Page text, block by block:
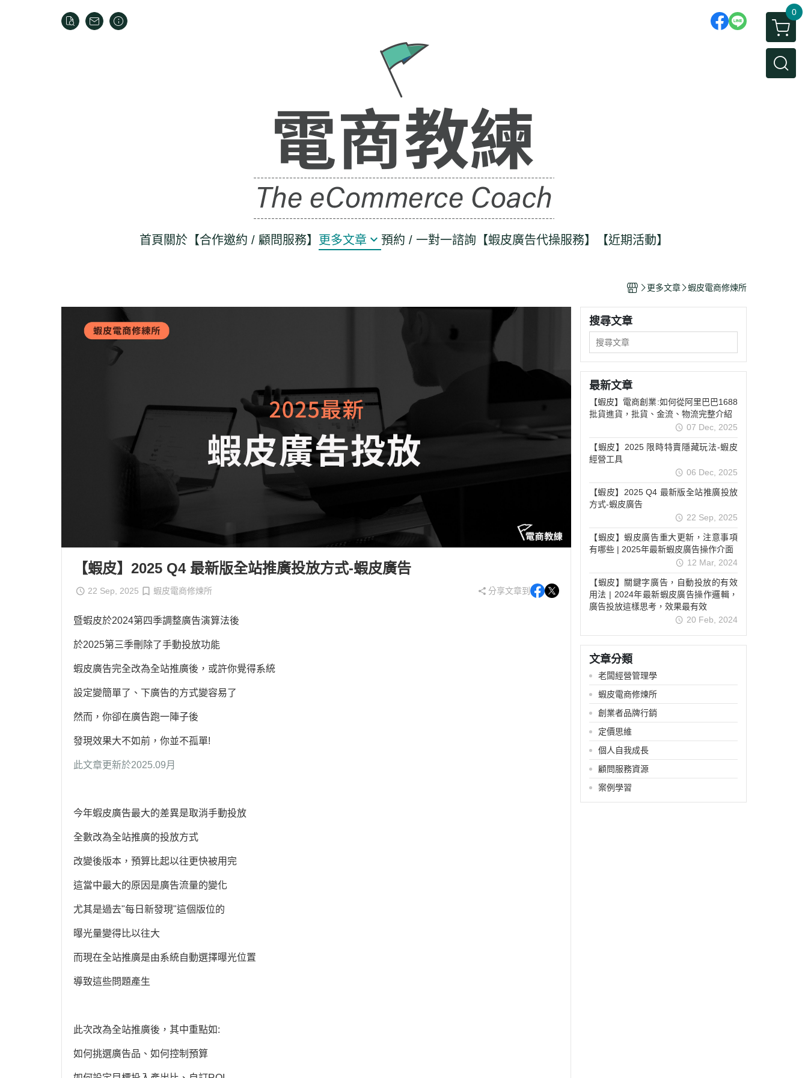
0
首頁 關於 【合作邀約 / 顧問服務】 更多文章
創業者品牌行銷
案例學習
預約 / 一對一諮詢 【蝦皮廣告代操服務】 【近期活動】
更多文章 蝦皮電商修煉所
【蝦皮】2025 Q4 最新版全站推廣投放方式-蝦皮廣告
22 Sep, 2025 蝦皮電商修煉所 分享文章到
暨蝦皮於2024第四季調整廣告演算法後
於2025第三季刪除了手動投放功能
蝦皮廣告完全改為全站推廣後，或許你覺得系統
設定變簡單了、下廣告的方式變容易了
然而，你卻在廣告跑一陣子後
發現效果大不如前，你並不孤單!
此文章更新於2025.09月
今年蝦皮廣告最大的差異是取消手動投放
全數改為全站推廣的投放方式
改變後版本，預算比起以往更快被用完
這當中最大的原因是廣告流量的變化
尤其是過去"每日新發現"這個版位的
曝光量變得比以往大
而現在全站推廣是由系統自動選擇曝光位置
導致這些問題產生
此次改為全站推廣後，其中重點如:
如何挑選廣告品、如何控制預算
搜尋文章
最新文章
【蝦皮】電商創業:如何從阿里巴巴1688
批貨進貨，批貨、金流、物流完整介紹
07 Dec, 2025
【蝦皮】2025 限時特賣隱藏玩法-蝦皮
經營工具
06 Dec, 2025
【蝦皮】2025 Q4 最新版全站推廣投放
方式-蝦皮廣告
22 Sep, 2025
【蝦皮】蝦皮廣告重大更新，注意事項
有哪些 | 2025年最新蝦皮廣告操作介面
12 Mar, 2024
【蝦皮】關鍵字廣告，自動投放的有效
用法 | 2024年最新蝦皮廣告操作邏輯，
廣告投放這樣思考，效果最有效
20 Feb, 2024
文章分類
老闆經營管理學
蝦皮電商修煉所
創業者品牌行銷
定價思維
個人自我成長
顧問服務資源
案例學習